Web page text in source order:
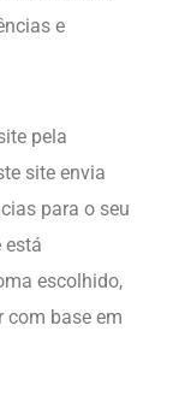
e
pela
site envia
para o seu
está
escolhido,
com base em